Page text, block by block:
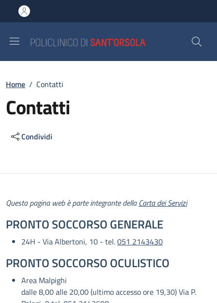
al contenuto principale
to footer content
Briciole di pane
Home / Contatti
Contatti
Condividi
Descrizione
Questa pagina web è parte integrante dellaCarta dei Servizi
PRONTO SOCCORSO GENERALE
24H - Via Albertoni, 10 - tel.051 2143430
PRONTO SOCCORSO OCULISTICO
Area Malpighi
dalle 8,00 alle 20,00 (ultimo accesso ore 19,30) Via P.